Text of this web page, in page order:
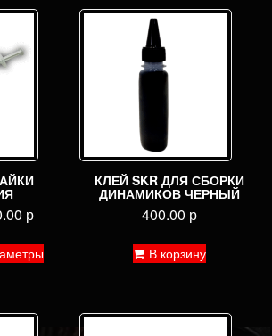
р
товар
вариаций.
КЛЕЙ SKR ДЛЯ СБОРКИ
ДИНАМИКОВ ЧЕРНЫЙ
400.00 р
В корзину